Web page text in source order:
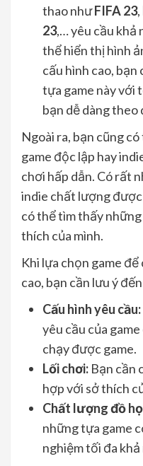
thao nhưFIFA 23,
23,… yêu cầu khả
thể hiển thị hình
cấu hình cao,
tựa game này với
bạn dễ dàng theo
Ngoài ra, bạn cũng
game độc lập hay
chơi hấp dẫn. Có rất
indie chất lượng được
có thể tìm thấy
thích của mình.
Khi lựa chọn game
cao, bạn cần lưu ý
Cấu hình yêu cầu:
yêu cầu của
chạy được game.
Lối chơi: Bạn cần
hợp với sở thích
Chất lượng đồ
những tựa game
nghiệm tối đa